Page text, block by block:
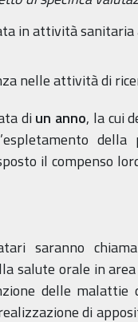
in attività
nelle attività di
diun anno, la cui
il compenso
saranno
salute orale in
delle malattie
di